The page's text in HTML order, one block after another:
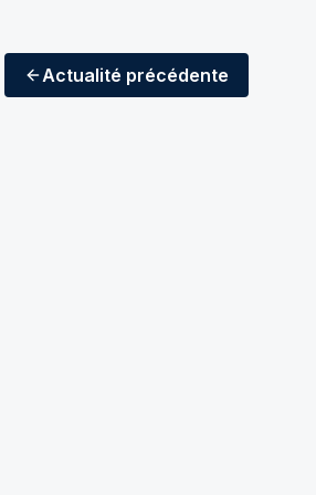
Actualité précédente